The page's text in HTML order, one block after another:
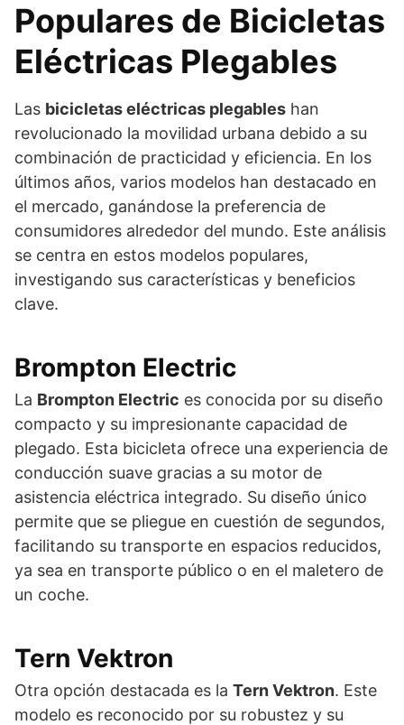
Populares de Bicicletas
Eléctricas Plegables
Las bicicletas eléctricas plegables han
revolucionado la movilidad urbana debido a su
combinación de practicidad y eficiencia. En los
últimos años, varios modelos han destacado en
el mercado, ganándose la preferencia de
consumidores alrededor del mundo. Este análisis
se centra en estos modelos populares,
investigando sus características y beneficios
clave.
Brompton Electric
La Brompton Electric es conocida por su diseño
compacto y su impresionante capacidad de
plegado. Esta bicicleta ofrece una experiencia de
conducción suave gracias a su motor de
asistencia eléctrica integrado. Su diseño único
permite que se pliegue en cuestión de segundos,
facilitando su transporte en espacios reducidos,
ya sea en transporte público o en el maletero de
un coche.
Tern Vektron
Otra opción destacada es la Tern Vektron. Este
modelo es reconocido por su robustez y su